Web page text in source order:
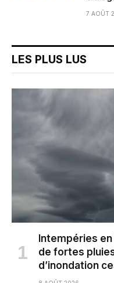
7 AOÛT
LES PLUS LUS
Intempéries en
de fortes
d’inondation